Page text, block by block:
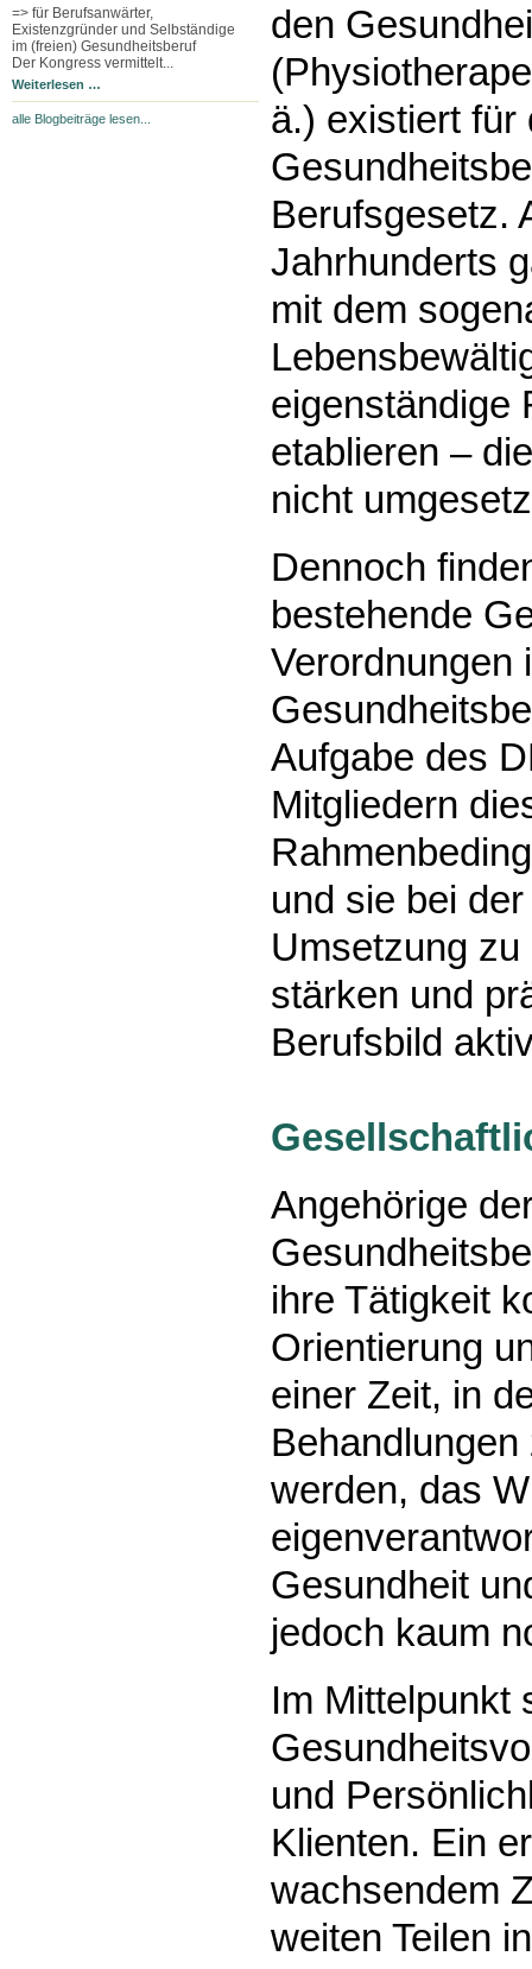
=> für Berufsanwärter,
Existenzgründer und Selbständige
im (freien) Gesundheitsberuf
Der Kongress vermittelt...
Weiterlesen …
alle Blogbeiträge lesen...
den
ä.) existiert für
Berufsgesetz.
Jahrhunderts
mit dem
eigenständige
etablieren –
nicht
Dennoch
bestehende
Verordnungen
Aufgabe des
Mitgliedern
und sie bei
Umsetzung
stärken und
Berufsbild
Angehörige
ihre Tätigkeit
Orientierung
einer Zeit, in
werden, das
Gesundheit
jedoch kaum
Im Mittelpunkt
und
Klienten. Ein
wachsendem
weiten Teilen